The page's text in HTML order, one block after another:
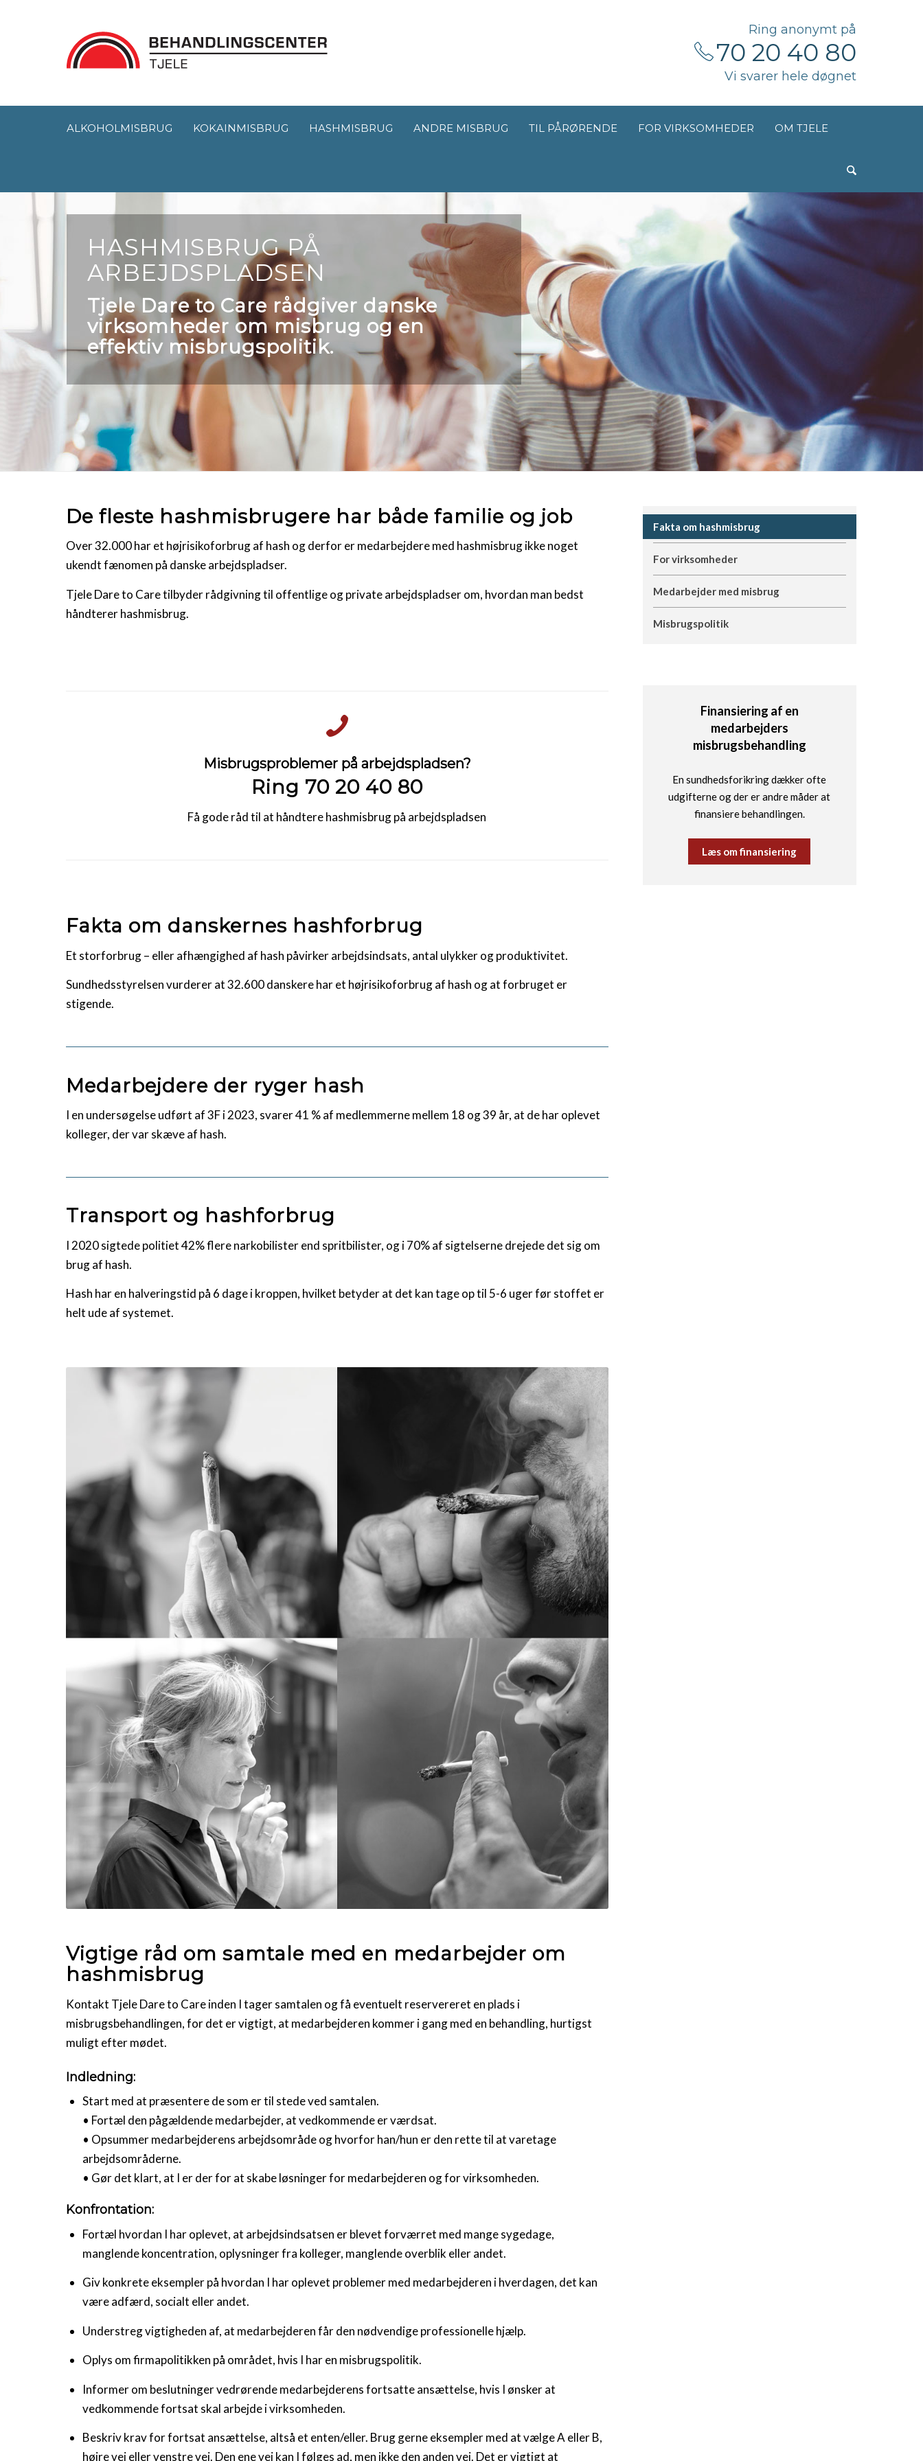
Ring anonymt på
70 20 40 80
Vi svarer hele døgnet
ALKOHOLMISBRUG KOKAINMISBRUG HASHMISBRUG ANDRE MISBRUG TIL PÅRØRENDE FOR VIRKSOMHEDER OM TJELE
HASHMISBRUG PÅ
ARBEJDSPLADSEN
Tjele Dare to Care rådgiver danske
virksomheder om misbrug og en
effektiv misbrugspolitik.
De fleste hashmisbrugere har både familie og job
Over 32.000 har et højrisikoforbrug af hash og derfor er medarbejdere med hashmisbrug ikke noget
ukendt fænomen på danske arbejdspladser.
Tjele Dare to Care tilbyder rådgivning til offentlige og private arbejdspladser om, hvordan man bedst
håndterer hashmisbrug.
Misbrugsproblemer på arbejdspladsen?
Ring 70 20 40 80
Få gode råd til at håndtere hashmisbrug på arbejdspladsen
Fakta om danskernes hashforbrug
Et storforbrug – eller afhængighed af hash påvirker arbejdsindsats, antal ulykker og produktivitet.
Sundhedsstyrelsen vurderer at 32.600 danskere har et højrisikoforbrug af hash og at forbruget er
stigende.
Medarbejdere der ryger hash
I en undersøgelse udført af 3F i 2023, svarer 41 % af medlemmerne mellem 18 og 39 år, at de har oplevet
kolleger, der var skæve af hash.
Transport og hashforbrug
I 2020 sigtede politiet 42% flere narkobilister end spritbilister, og i 70% af sigtelserne drejede det sig om
brug af hash.
Hash har en halveringstid på 6 dage i kroppen, hvilket betyder at det kan tage op til 5-6 uger før stoffet er
helt ude af systemet.
Vigtige råd om samtale med en medarbejder om
hashmisbrug
Kontakt Tjele Dare to Care inden I tager samtalen og få eventuelt reservereret en plads i
misbrugsbehandlingen, for det er vigtigt, at medarbejderen kommer i gang med en behandling, hurtigst
muligt efter mødet.
Indledning:
Start med at præsentere de som er til stede ved samtalen.
• Fortæl den pågældende medarbejder, at vedkommende er værdsat.
• Opsummer medarbejderens arbejdsområde og hvorfor han/hun er den rette til at varetage
arbejdsområderne.
• Gør det klart, at I er der for at skabe løsninger for medarbejderen og for virksomheden.
Konfrontation:
Fortæl hvordan I har oplevet, at arbejdsindsatsen er blevet forværret med mange sygedage,
manglende koncentration, oplysninger fra kolleger, manglende overblik eller andet.
Giv konkrete eksempler på hvordan I har oplevet problemer med medarbejderen i hverdagen, det kan
være adfærd, socialt eller andet.
Understreg vigtigheden af, at medarbejderen får den nødvendige professionelle hjælp.
Oplys om firmapolitikken på området, hvis I har en misbrugspolitik.
Informer om beslutninger vedrørende medarbejderens fortsatte ansættelse, hvis I ønsker at
vedkommende fortsat skal arbejde i virksomheden.
Beskriv krav for fortsat ansættelse, altså et enten/eller. Brug gerne eksempler med at vælge A eller B,
højre vej eller venstre vej. Den ene vej kan I følges ad, men ikke den anden vej. Det er vigtigt at
Fakta om hashmisbrug
For virksomheder
Medarbejder med misbrug
Misbrugspolitik
Finansiering af en
medarbejders
misbrugsbehandling
En sundhedsforikring dækker ofte
udgifterne og der er andre måder at
finansiere behandlingen.
Læs om finansiering